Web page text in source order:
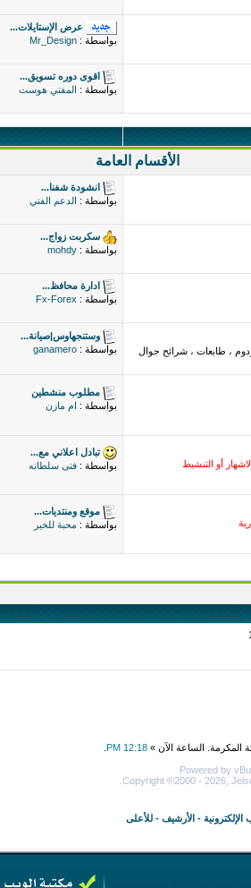
عرض الإستايلات...
بواسطة : Mr_Design
اقوى دوره تسويق...
بواسطة :
المفتي هوست
الأقسام العامة
انشودة شفنا...
بواسطة :
الدعم الفني
سكربت زواج...
بواسطة : mohdy
ادارة محافظ...
بواسطة : Fx-Forex
، طابعات ، شرائح جوال
وستنجهاوس|صيانة...
بواسطة : ganamero
مطلوب منشطين
بواسطة :
ام مازن
أو التنشيط
تبادل اعلاني مع...
بواسطة : فتى سلطانه
موقع ومنتديات...
بواسطة : محبة للخير
المكرمة. الساعة الآن » 12:18 PM
Powered by
Copyright ©2000 - 2026,
- الأرشيف - للأعلى